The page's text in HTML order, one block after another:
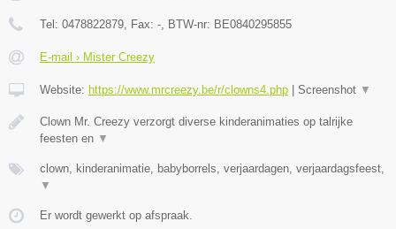
Tel: 0478822879, Fax: -, BTW-nr: BE0840295855
E-mail › Mister Creezy
Website: https://www.mrcreezy.be/r/clowns4.php Screenshot ▼
Clown Mr. Creezy verzorgt diverse kinderanimaties op talrijke
feesten en ▼
clown, kinderanimatie, babyborrels, verjaardagen, verjaardagsfeest,
▼
Er wordt gewerkt op afspraak.